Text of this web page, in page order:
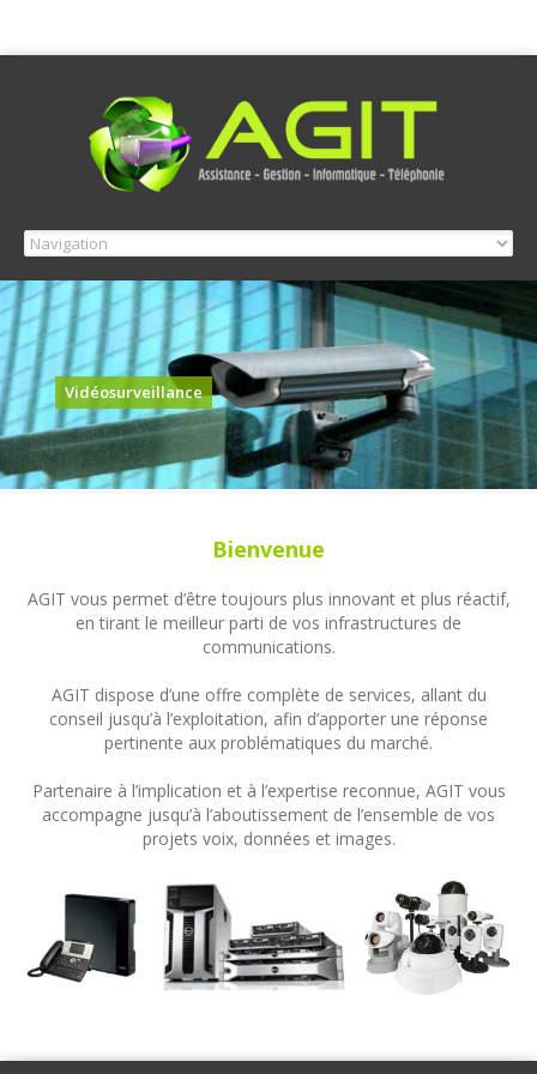
Vidéosurveillance
Bienvenue
AGIT vous permet d’être toujours plus innovant et plus réactif,
en tirant le meilleur parti de vos infrastructures de
communications.
AGIT dispose d’une offre complète de services, allant du
conseil jusqu’à l’exploitation, afin d’apporter une réponse
pertinente aux problématiques du marché.
Partenaire à l’implication et à l’expertise reconnue, AGIT vous
accompagne jusqu’à l’aboutissement de l’ensemble de vos
projets voix, données et images.